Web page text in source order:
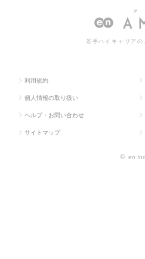
ング
若手ハイキャリアの
利用規約
個人情報の取り扱い
ヘルプ・お問い合わせ
サイトマップ
© en Inc.